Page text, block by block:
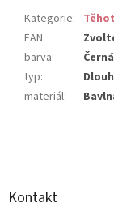
Kategorie:
EAN:
barva:
Černá
typ:
materiál:
Z
Kontakt